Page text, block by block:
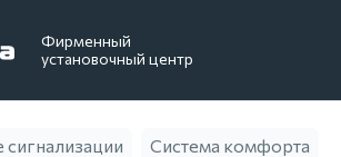
Фирменный
установочный центр
Система комфорта